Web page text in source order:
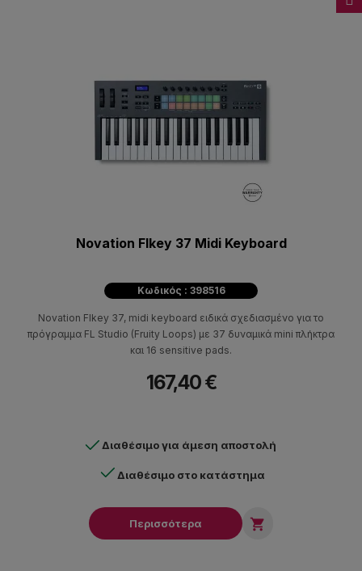
Novation Flkey 37 Midi Keyboard
Κωδικός : 398516
Novation Flkey 37, midi keyboard ειδικά σχεδιασμένο για το
πρόγραμμα FL Studio (Fruity Loops) με 37 δυναμικά mini πλήκτρα
και 16 sensitive pads.
167,40 €
Διαθέσιμο για άμεση αποστολή
Διαθέσιμο στο κατάστημα
Περισσότερα 